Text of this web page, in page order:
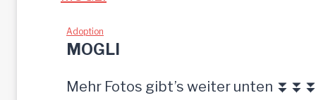
Adoption
MOGLI
Mehr Fotos gibt’s weiter unten